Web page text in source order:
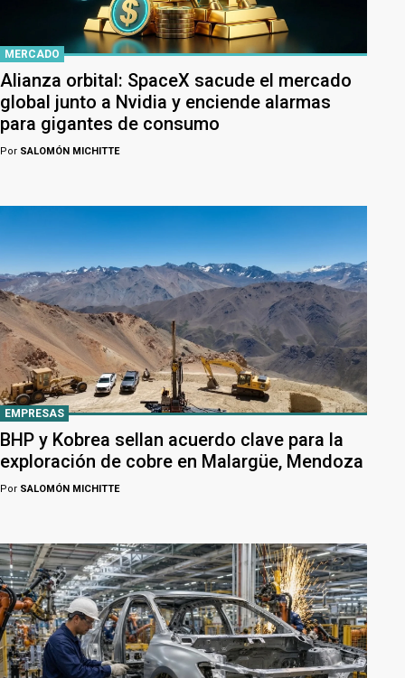
MERCADO
Alianza orbital: SpaceX sacude el mercado
global junto a Nvidia y enciende alarmas
para gigantes de consumo
Por SALOMÓN MICHITTE
EMPRESAS
BHP y Kobrea sellan acuerdo clave para la
exploración de cobre en Malargüe, Mendoza
Por SALOMÓN MICHITTE